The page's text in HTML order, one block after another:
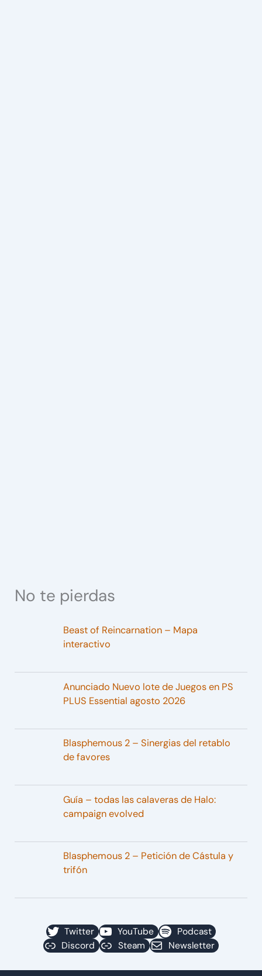
No te pierdas
Beast of Reincarnation – Mapa
interactivo
Anunciado Nuevo lote de Juegos en PS
PLUS Essential agosto 2026
Blasphemous 2 – Sinergias del retablo
de favores
Guía – todas las calaveras de Halo:
campaign evolved
Blasphemous 2 – Petición de Cástula y
trifón
Twitter YouTube
Podcast
Discord
Steam Newsletter